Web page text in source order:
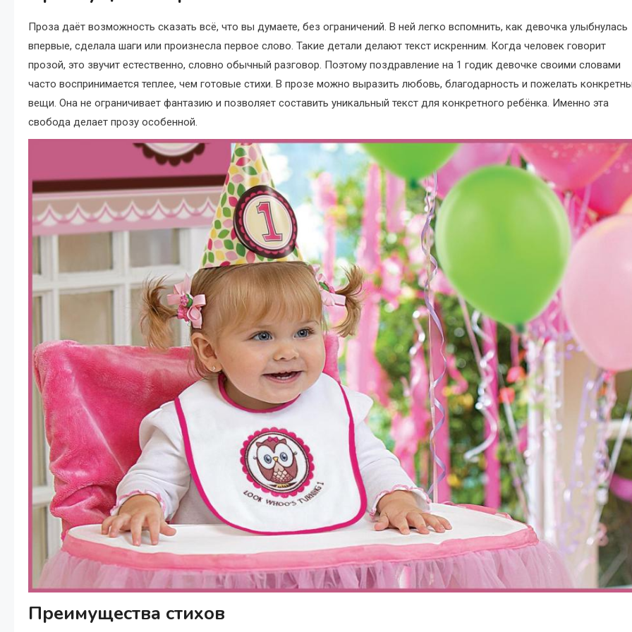
Проза даёт возможность сказать всё, что вы думаете, без ограничений. В ней легко вспомнить, как девочка улыбнулась
впервые, сделала шаги или произнесла первое слово. Такие детали делают текст искренним. Когда человек говорит
прозой, это звучит естественно, словно обычный разговор. Поэтому поздравление на 1 годик девочке своими словами
часто воспринимается теплее, чем готовые стихи. В прозе можно выразить любовь, благодарность и пожелать
вещи. Она не ограничивает фантазию и позволяет составить уникальный текст для конкретного ребёнка. Именно эта
свобода делает прозу особенной.
Преимущества стихов